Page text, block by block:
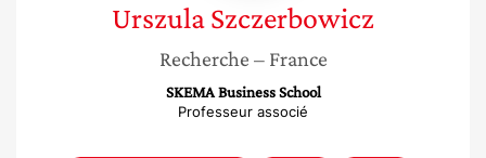
UrszulaSzczerbowicz
Recherche – France
SKEMA Business School
Professeur associé